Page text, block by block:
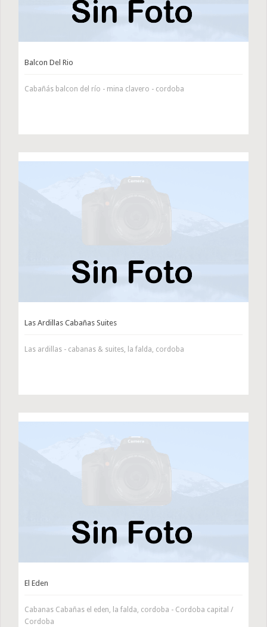
Balcon Del Rio
Cabañás balcon del río - mina clavero - cordoba
Las Ardillas Cabañas Suites
Las ardillas - cabanas & suites, la falda, cordoba
El Eden
Cabanas Cabañas el eden, la falda, cordoba - Cordoba capital /
Cordoba